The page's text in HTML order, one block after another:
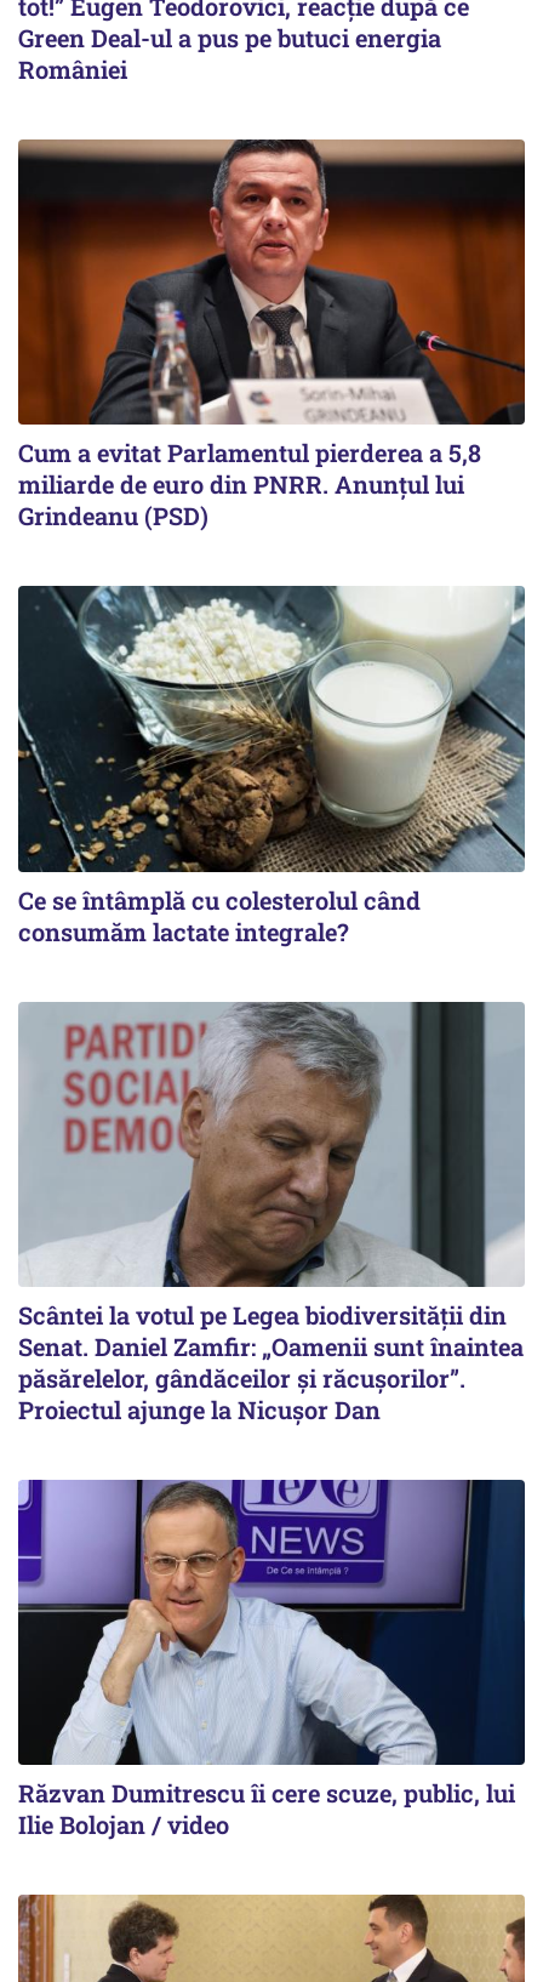
tot!” Eugen Teodorovici, reacție după ce
Green Deal-ul a pus pe butuci energia
României
Cum a evitat Parlamentul pierderea a 5,8
miliarde de euro din PNRR. Anunțul lui
Grindeanu (PSD)
Ce se întâmplă cu colesterolul când
consumăm lactate integrale?
Scântei la votul pe Legea biodiversității din
Senat. Daniel Zamfir: „Oamenii sunt înaintea
păsărelelor, gândăceilor și răcușorilor”.
Proiectul ajunge la Nicușor Dan
Răzvan Dumitrescu îi cere scuze, public, lui
Ilie Bolojan / video